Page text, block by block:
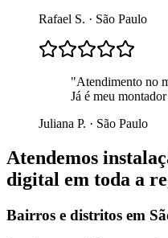
Rafael S. · São Paulo
"Atendimento no
Já é meu
Juliana P. · São Paulo
Atendemos
digital em toda a
Bairros e distritos em